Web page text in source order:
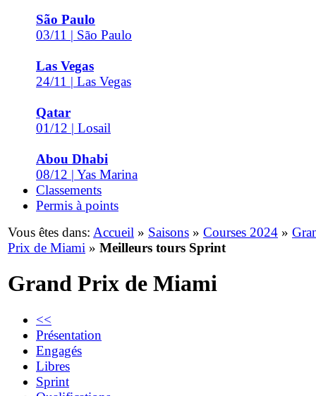
São Paulo
03/11 | São Paulo
Las Vegas
24/11 | Las Vegas
Qatar
01/12 | Losail
Abou Dhabi
08/12 | Yas Marina
Classements
Permis à points
Vous êtes dans: Accueil » Saisons » Courses 2024 »
Prix de Miami » Meilleurs tours Sprint
Grand Prix de Miami
<<
Présentation
Engagés
Libres
Sprint